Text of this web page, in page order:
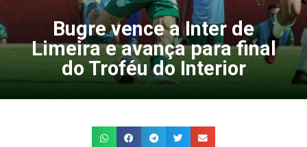
Bugre vence a Inter de
Limeira e avança para final
do Troféu do Interior